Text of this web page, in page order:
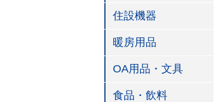
住設機器
暖房用品
OA用品・文具
食品・飲料